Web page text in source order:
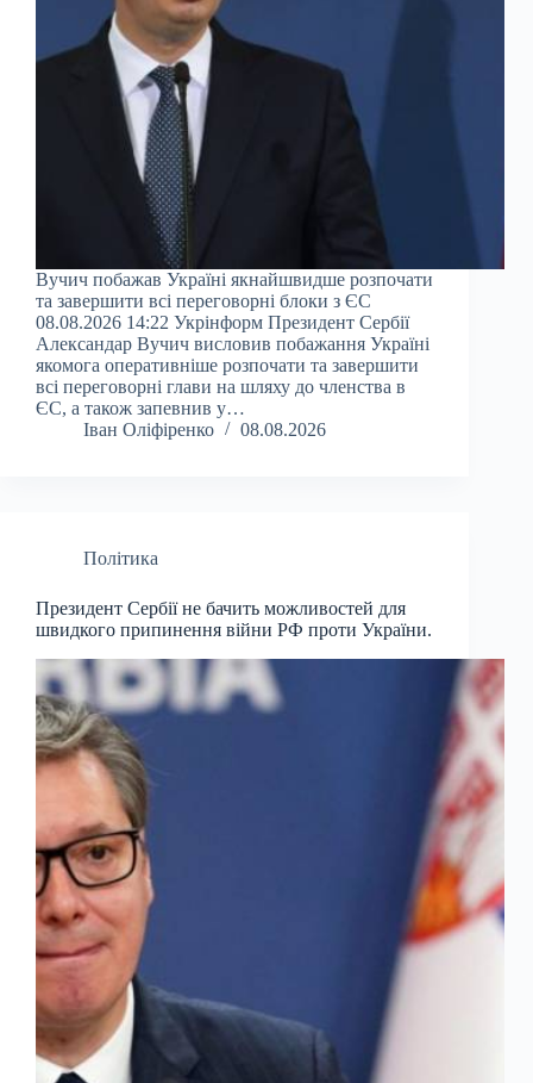
Вучич побажав Україні якнайшвидше розпочати
та завершити всі переговорні блоки з ЄС
08.08.2026 14:22 Укрінформ Президент Сербії
Александар Вучич висловив побажання Україні
якомога оперативніше розпочати та завершити
всі переговорні глави на шляху до членства в
ЄС, а також запевнив у…
Іван Оліфіренко
08.08.2026
Політика
Президент Сербії не бачить можливостей для
швидкого припинення війни РФ проти України.